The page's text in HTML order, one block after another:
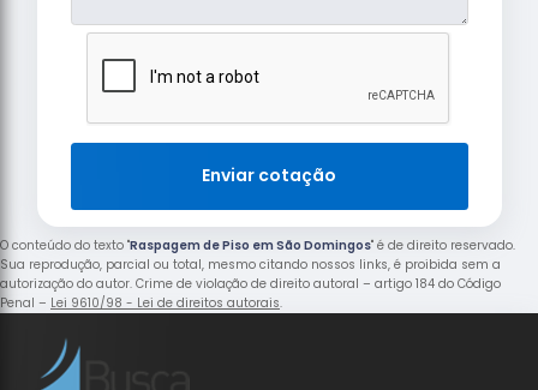
Enviar cotação
O conteúdo do texto "Raspagem de Piso em São Domingos" é de direito reservado.
Sua reprodução, parcial ou total, mesmo citando nossos links, é proibida sem a
autorização do autor. Crime de violação de direito autoral – artigo 184 do Código
Penal – Lei 9610/98 - Lei de direitos autorais.